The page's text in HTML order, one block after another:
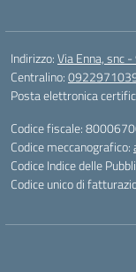
Indirizzo:Via Enna, snc
Centralino:
Posta elettronica
Codice fiscale:
Codice meccanografico:
Codice Indice delle
Codice unico di